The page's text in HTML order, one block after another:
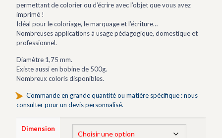
permettant de colorier ou d’écrire avec l’objet que vous avez
imprimé !
Idéal pour le coloriage, le marquage et l’écriture…
Nombreuses applications à usage pédagogique, domestique et
professionnel.
Diamètre 1,75 mm.
Existe aussi en bobine de 500g.
Nombreux coloris disponibles.
Commande en grande quantité ou matière spécifique : nous
consulter pour un devis personnalisé.
Dimension